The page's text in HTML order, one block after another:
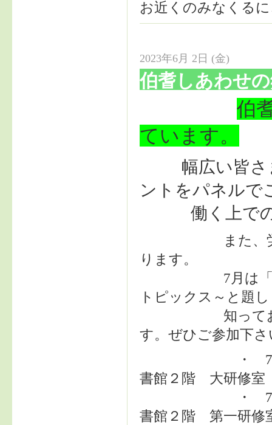
お近くのみなくる
2023年6月 2日 (金)
伯耆しあわせ
伯
ています。
幅広い皆
ントをパネルで
働く上での疑
また、労働セ
ります。
7月は「今どき
トピックス～と題し
知っておくと
す。ぜひご参加下さ
・ 7月19日
書館２階 大研修室
・ 7月27日
書館２階 第一研修